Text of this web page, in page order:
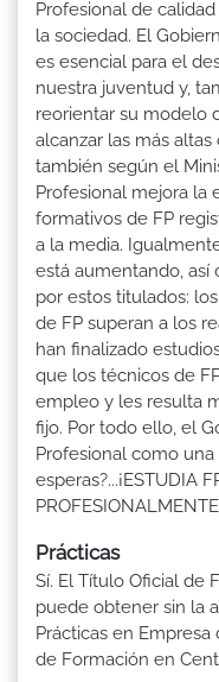
Profesional de
la sociedad. El
es esencial para el
nuestra juventud y,
reorientar su modelo
alcanzar las más altas
también según el
Profesional mejora la
formativos de FP
a la media.
está aumentando, así
por estos titulados:
de FP superan a los
han finalizado
que los técnicos de
empleo y les resulta
fijo. Por todo ello, el
Profesional como
esperas?...¡ESTUDIA
Prácticas
Sí. El Título Oficial de
puede obtener sin la
Prácticas en
de Formación en